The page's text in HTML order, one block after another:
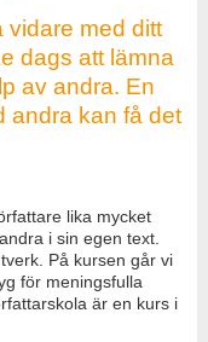
vidare med ditt
dags att lämna
av andra. En
andra kan få det
lika mycket
i sin egen text.
På kursen går vi
för meningsfulla
är en kurs i